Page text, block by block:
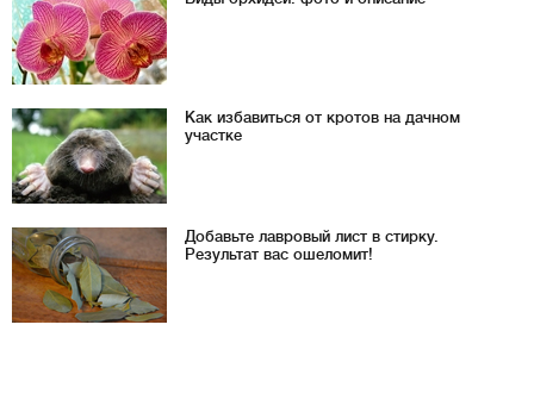
Как избавиться от кротов на дачном
участке
Добавьте лавровый лист в стирку.
Результат вас ошеломит!